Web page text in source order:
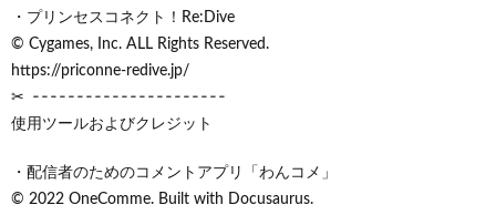
・プリンセスコネクト！Re:Dive
© Cygames, Inc. ALL Rights Reserved.
https://priconne-redive.jp/
✂ ╶╶╶╶╶╶╶╶╶╶╶╶╶╶╶╶╶╶╶╶╶╶
使用ツールおよびクレジット
・配信者のためのコメントアプリ「わんコメ」
© 2022 OneComme. Built with Docusaurus.